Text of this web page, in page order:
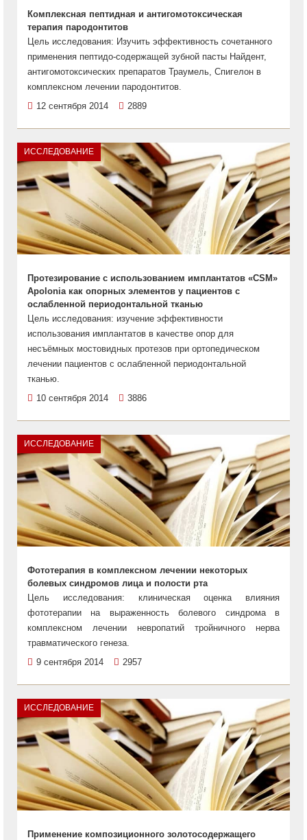
Комплексная пептидная и антигомотоксическая
терапия пародонтитов
Цель исследования: Изучить эффективность сочетанного
применения пептидо-содержащей зубной пасты Найдент,
антигомотоксических препаратов Траумель, Спигелон в
комплексном лечении пародонтитов.
12 сентября 2014
2889
ИССЛЕДОВАНИЕ
Протезирование с использованием имплантатов «CSM»
Apolonia как опорных элементов у пациентов с
ослабленной периодонтальной тканью
Цель исследования: изучение эффективности
использования имплантатов в качестве опор для
несъёмных мостовидных протезов при ортопедическом
лечении пациентов с ослабленной периодонтальной
тканью.
10 сентября 2014
3886
ИССЛЕДОВАНИЕ
Фототерапия в комплексном лечении некоторых
болевых синдромов лица и полости рта
Цель исследования: клиническая оценка влияния
фототерапии на выраженность болевого синдрома в
комплексном лечении невропатий тройничного нерва
травматического генеза.
9 сентября 2014
2957
ИССЛЕДОВАНИЕ
Применение композиционного золотосодержащего